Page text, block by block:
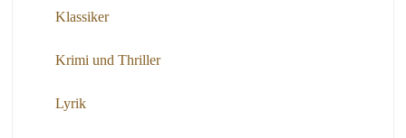
Klassiker
Krimi und Thriller
Lyrik